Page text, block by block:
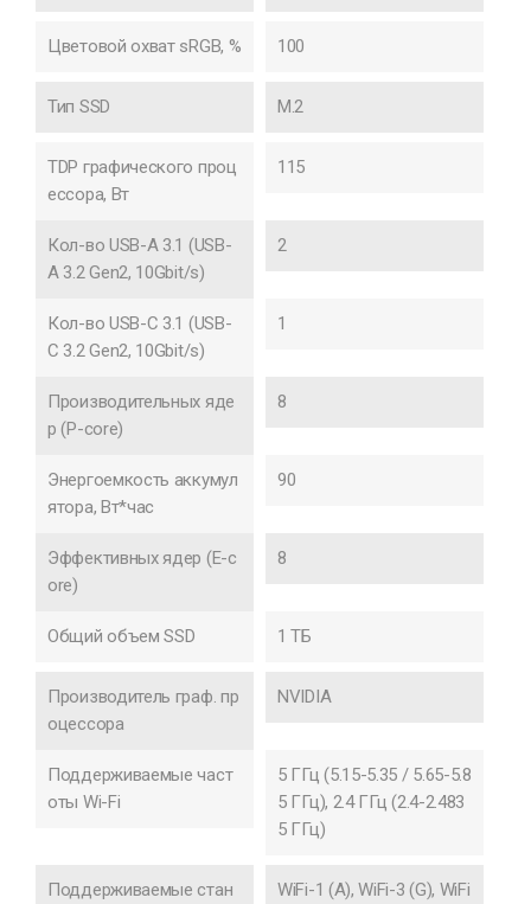
Цветовой охват sRGB, % 100
Тип SSD M.2
TDP графического проц
ессора, Вт
115
Кол-во USB-A 3.1 (USB-
A 3.2 Gen2, 10Gbit/s)
2
Кол-во USB-C 3.1 (USB-
C 3.2 Gen2, 10Gbit/s)
1
Производительных яде
р (P-core)
8
Энергоемкость аккумул
ятора, Вт*час
90
Эффективных ядер (E-c
ore)
8
Общий объем SSD 1 ТБ
Производитель граф. пр
оцессора
NVIDIA
Поддерживаемые част
оты Wi-Fi
5 ГГц (5.15-5.35 / 5.65-5.8
5 ГГц), 2.4 ГГц (2.4-2.483
5 ГГц)
Поддерживаемые стан
WiFi-1 (A), WiFi-3 (G), WiFi